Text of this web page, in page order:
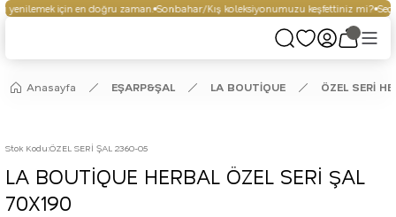
yenilemek için en doğru zaman. Sonbahar/Kış koleksiyonumuzu keşfettiniz mi?
Anasayfa EŞARP&ŞAL LA BOUTİQUE ÖZEL SERİ
Stok Kodu:ÖZEL SERİ ŞAL 2360-05
LA BOUTİQUE HERBAL ÖZEL SERİ ŞAL
70X190